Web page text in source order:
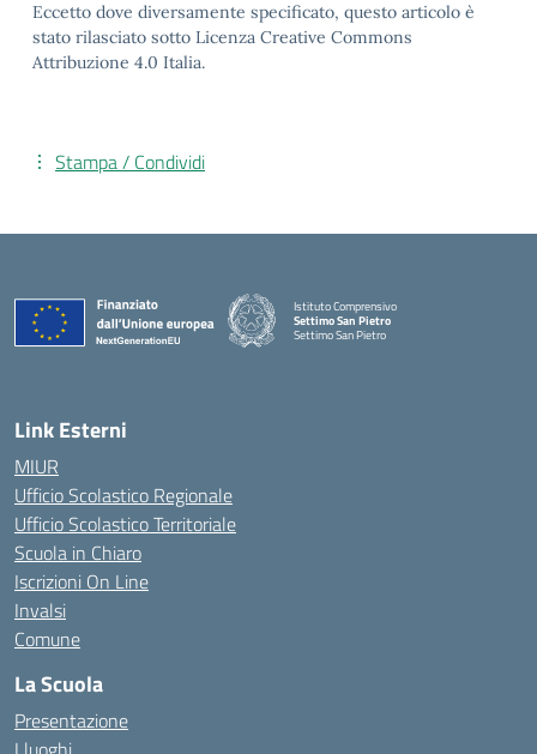
Eccetto dove diversamente specificato, questo articolo è
stato rilasciato sotto Licenza Creative Commons
Attribuzione 4.0 Italia.
Stampa / Condividi
Istituto Comprensivo
Settimo San Pietro
Settimo San Pietro
Link Esterni
MIUR
Ufficio Scolastico Regionale
Ufficio Scolastico Territoriale
Scuola in Chiaro
Iscrizioni On Line
Invalsi
Comune
La Scuola
Presentazione